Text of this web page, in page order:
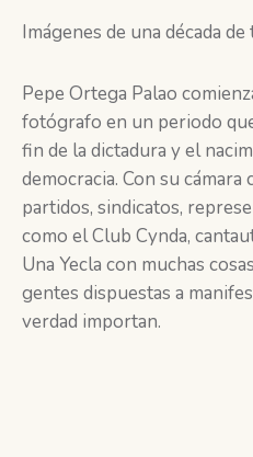
Imágenes de una década
Pepe Ortega Palao
fotógrafo en un periodo
fin de la dictadura y el
democracia. Con su
partidos, sindicatos,
como el Club Cynda,
Una Yecla con muchas
gentes dispuestas a
verdad importan.